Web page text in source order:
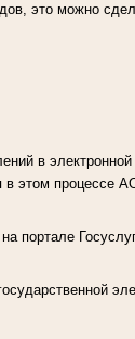
это можно
в
в этом процессе
портале